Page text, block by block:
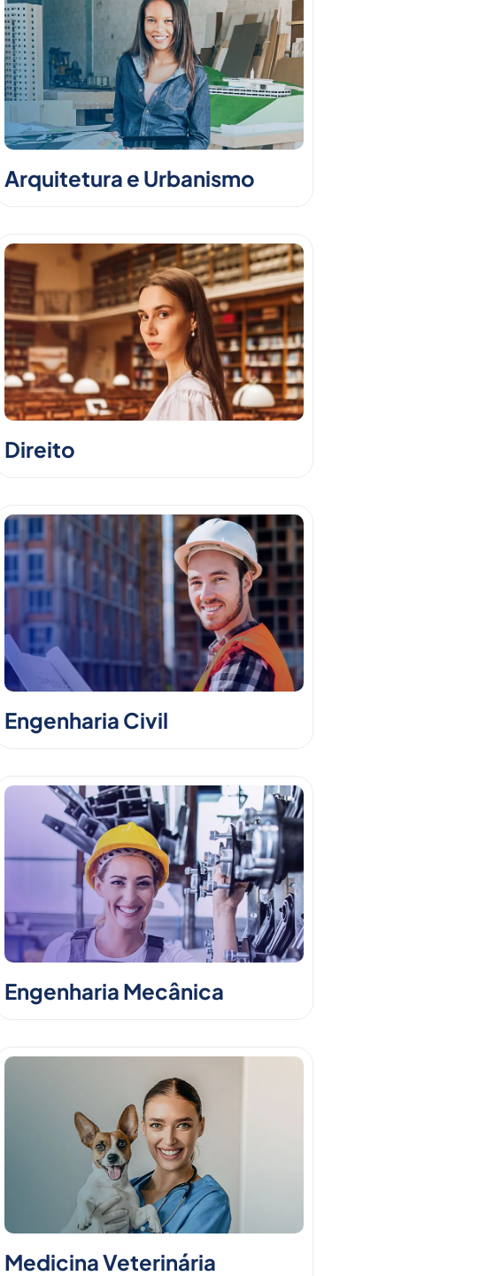
Arquitetura e Urbanismo
Direito
Engenharia Civil
Engenharia Mecânica
Medicina Veterinária